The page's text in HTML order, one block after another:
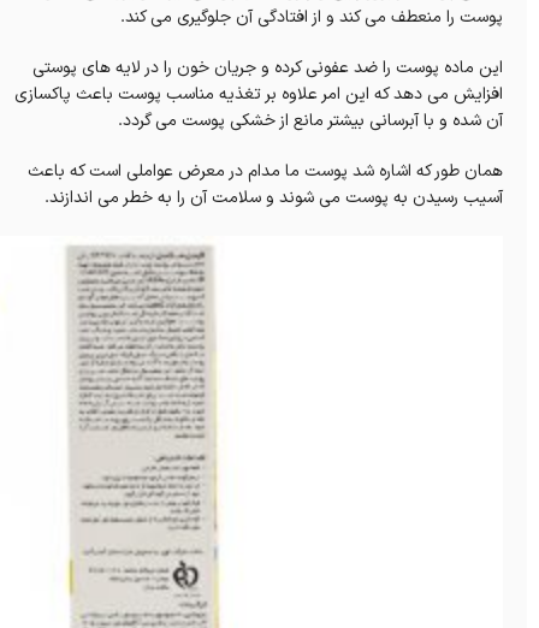
پوست را منعطف می کند و از افتادگی آن جلوگیری می کند.
این ماده پوست را ضد عفونی کرده و جریان خون را در لایه های پوستی
افزایش می دهد که این امر علاوه بر تغذیه مناسب پوست باعث پاکسازی
آن شده و با آبرسانی بیشتر مانع از خشکی پوست می گردد.
همان طور که اشاره شد پوست ما مدام در معرض عواملی است که باعث
آسیب رسیدن به پوست می شوند و سلامت آن را به خطر می اندازند.